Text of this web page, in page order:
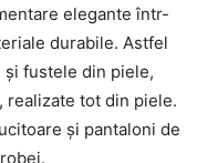
elegante într-
durabile. Astfel
fustele din piele,
realizate tot din piele.
și pantaloni de